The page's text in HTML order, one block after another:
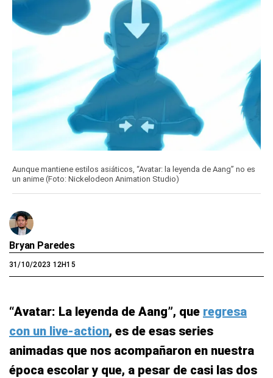
Aunque mantiene estilos asiáticos, “Avatar: la leyenda de Aang” no es
un anime (Foto: Nickelodeon Animation Studio)
Bryan Paredes
31/10/2023 12H15
“Avatar: La leyenda de Aang”, que regresa
con un live-action, es de esas series
animadas que nos acompañaron en nuestra
época escolar y que, a pesar de casi las dos